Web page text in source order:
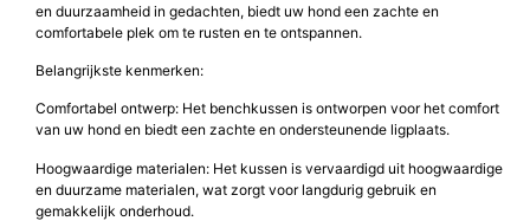
en duurzaamheid in gedachten, biedt uw hond een zachte en
comfortabele plek om te rusten en te ontspannen.
Belangrijkste kenmerken:
Comfortabel ontwerp: Het benchkussen is ontworpen voor het comfort
van uw hond en biedt een zachte en ondersteunende ligplaats.
Hoogwaardige materialen: Het kussen is vervaardigd uit hoogwaardige
en duurzame materialen, wat zorgt voor langdurig gebruik en
gemakkelijk onderhoud.